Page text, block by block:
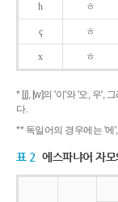
h ㅎ
ç ㅎ
x ㅎ
* [j], [w]의 '이'와 '오, 우',
다.
** 독일어의 경우에는 '에
표 2 에스파냐어 자